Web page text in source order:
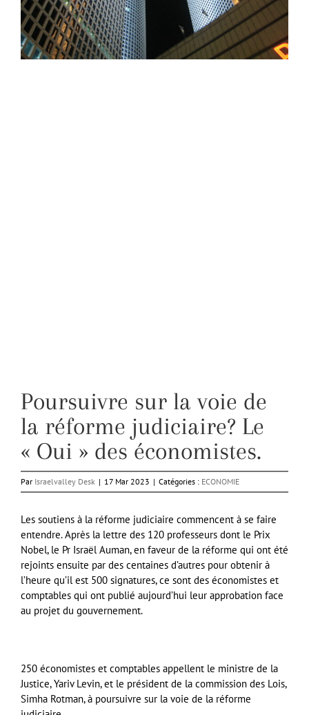
Poursuivre sur la voie de
la réforme judiciaire? Le
« Oui » des économistes.
Par Israelvalley Desk | 17 Mar 2023 | Catégories : ECONOMIE
Les soutiens à la réforme judiciaire commencent à se faire
entendre. Après la lettre des 120 professeurs dont le Prix
Nobel, le Pr Israël Auman, en faveur de la réforme qui ont été
rejoints ensuite par des centaines d’autres pour obtenir à
l’heure qu’il est 500 signatures, ce sont des économistes et
comptables qui ont publié aujourd’hui leur approbation face
au projet du gouvernement.
250 économistes et comptables appellent le ministre de la
Justice, Yariv Levin, et le président de la commission des Lois,
Simha Rotman, à poursuivre sur la voie de la réforme